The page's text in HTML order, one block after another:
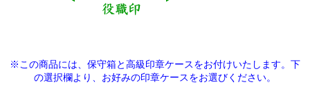
※この商品には、保守箱と高級印章ケースをお付けいたします。下
の選択欄より、 お好みの印章ケースをお選びください。